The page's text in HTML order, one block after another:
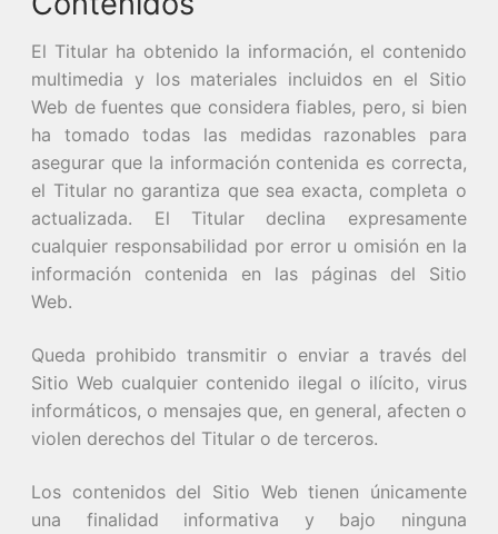
El Titular ha obtenido la información, el contenido
multimedia y los materiales incluidos en el Sitio
Web de fuentes que considera fiables, pero, si bien
ha tomado todas las medidas razonables para
asegurar que la información contenida es correcta,
el Titular no garantiza que sea exacta, completa o
actualizada. El Titular declina expresamente
cualquier responsabilidad por error u omisión en la
información contenida en las páginas del Sitio
Web.
Queda prohibido transmitir o enviar a través del
Sitio Web cualquier contenido ilegal o ilícito, virus
informáticos, o mensajes que, en general, afecten o
violen derechos del Titular o de terceros.
Los contenidos del Sitio Web tienen únicamente
una finalidad informativa y bajo ninguna